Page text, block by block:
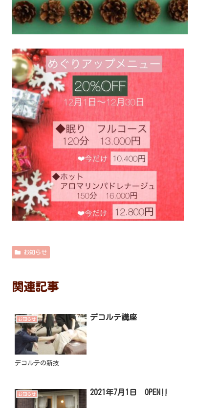
お知らせ
関連記事
お知らせ デコルテ講座
デコルテの新技
お知らせ 2021年7月1日 OPEN‼